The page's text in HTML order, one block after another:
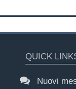
QUICK
Nuovi